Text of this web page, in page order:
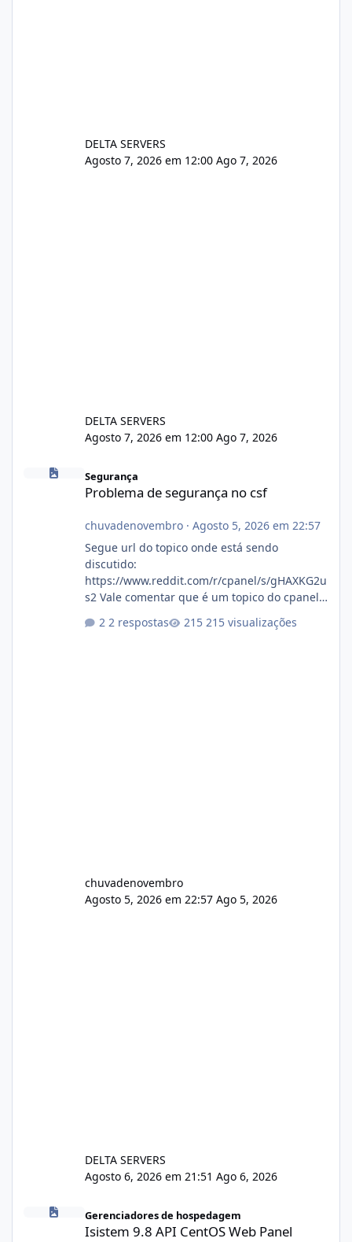
DELTA SERVERS
Agosto 7, 2026 em 12:00 Ago 7, 2026
DELTA SERVERS
Agosto 7, 2026 em 12:00 Ago 7, 2026
Problema de segurança no csf
Segurança
Problema de segurança no csf
chuvadenovembro· Agosto 5, 2026 em 22:57
Segue url do topico onde está sendo
discutido:
https://www.reddit.com/r/cpanel/s/gHAXKG2u
s2 Vale comentar que é um topico do cpanel...
2 respostas 215 visualizações
chuvadenovembro
Agosto 5, 2026 em 22:57 Ago 5, 2026
DELTA SERVERS
Agosto 6, 2026 em 21:51 Ago 6, 2026
Isistem 9.8 API CentOS Web Panel
Gerenciadores de hospedagem
Isistem 9.8 API CentOS Web Panel